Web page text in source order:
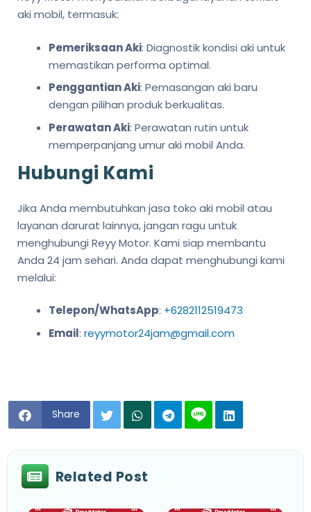
aki mobil, termasuk:
Pemeriksaan Aki: Diagnostik kondisi aki untuk
memastikan performa optimal.
Penggantian Aki: Pemasangan aki baru
dengan pilihan produk berkualitas.
Perawatan Aki: Perawatan rutin untuk
memperpanjang umur aki mobil Anda.
Hubungi Kami
Jika Anda membutuhkan jasa toko aki mobil atau
layanan darurat lainnya, jangan ragu untuk
menghubungi Reyy Motor. Kami siap membantu
Anda 24 jam sehari. Anda dapat menghubungi kami
melalui:
Telepon/WhatsApp: +6282112519473
Email: reyymotor24jam@gmail.com
Share
Related Post